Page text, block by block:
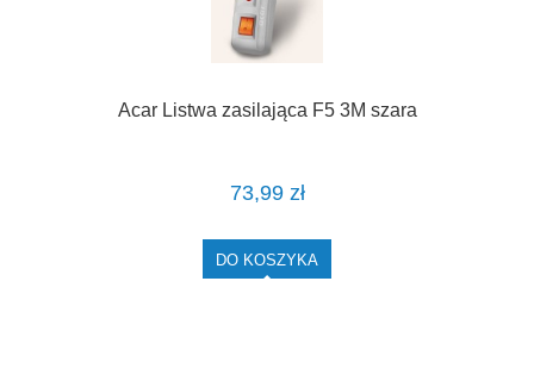
Acar Listwa zasilająca F5 3M szara
73,99 zł
DO KOSZYKA